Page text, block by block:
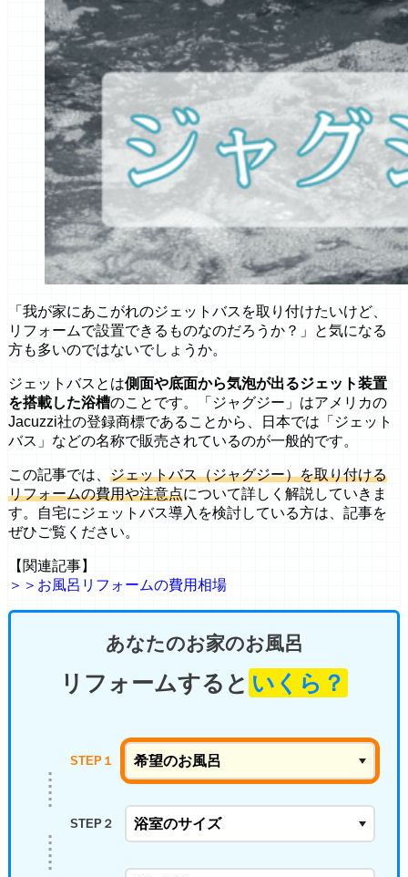
「我が家にあこがれのジェットバスを取り付けたいけど、
リフォームで設置できるものなのだろうか？」と気になる
方も多いのではないでしょうか。
ジェットバスとは側面や底面から気泡が出るジェット装置
を搭載した浴槽のことです。「ジャグジー」はアメリカの
Jacuzzi社の登録商標であることから、日本では「ジェット
バス」などの名称で販売されているのが一般的です。
この記事では、 ジェットバス（ジャグジー）を取り付ける
リフォームの費用や注意点について詳しく解説していきま
す。自宅にジェットバス導入を検討している方は、記事を
ぜひご覧ください。
【関連記事】
＞＞お風呂リフォームの費用相場
あなたのお家のお風呂
リフォームすると いくら？
STEP１
STEP２